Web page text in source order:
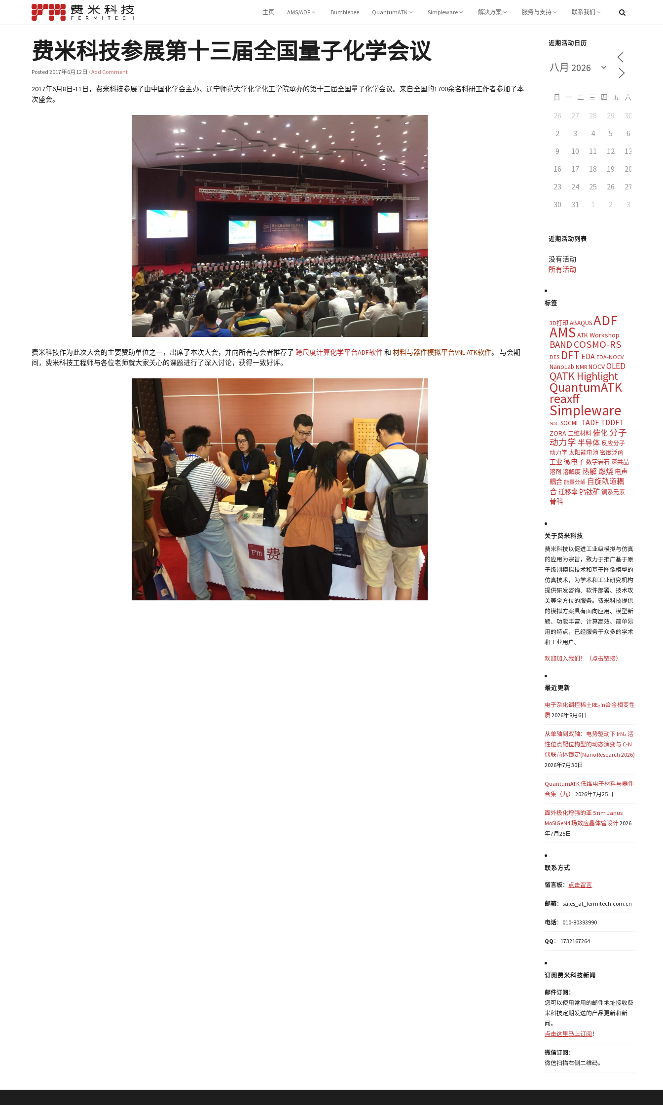
主页 AMS/ADF Bumblebee QuantumATK Simpleware 解决方案 服务与支持 联系我们
费米科技参展第十三届全国量子化学会议
Posted2017年6月12日 ·Add Comment
2017年6月8日-11日，费米科技参展了由中国化学会主办、辽宁师范大学化学化工学院承办的第十三届全国量子化学会议。来自全国的1700余名科研工作者参加了本
次盛会。
费米科技作为此次大会的主要赞助单位之一，出席了本次大会，并向所有与会者推荐了 跨尺度计算化学平台ADF软件和材料与器件模拟平台VNL-ATK软件。 与会期
间，费米科技工程师与各位老师就大家关心的课题进行了深入讨论，获得一致好评。
近期活动日历
日 一 二 三 四 五
26 27 28 29 30
2
3 4 5 6
9
10 11 12 13
16
17 18 19 20
23
24 25 26 27
30
31 1 2 3
近期活动列表
没有活动
所有活动
标签
3D打印 ABAQUSADF
AMS ATK Workshop
BAND COSMO-RS
DES DFT EDA EDA-NOCV
NanoLab NMR NOCVOLED
QATK Highlight
QuantumATK
reaxff
Simpleware
SOC SOCME TADF TDDFT
ZORA 二维材料 催化 分子
动力学 半导体 反应分子
动力学 太阳能电池 密度泛函
工业 微电子 数字岩石 深共晶
溶剂 溶解度 热解燃烧 电声
耦合 能量分解 自旋轨道耦
合迁移率钙钛矿 镧系元素
骨科
关于费米科技
费米科技以促进工业级模拟与仿真
的应用为宗旨，致力于推广基于原
子级别模拟技术和基于图像模型的
仿真技术，为学术和工业研究机构
提供研发咨询、软件部署、技术攻
关等全方位的服务。费米科技提供
的模拟方案具有面向应用、模型新
颖、功能丰富、计算高效、简单易
用的特点，已经服务于众多的学术
和工业用户。
欢迎加入我们！（点击链接）
最近更新
电子杂化调控稀土RE₂In合金相变性
质2026年8月6日
从单轴到双轴：电势驱动下 IrN₄ 活
性位点配位构型的动态演变与 C-N
偶联前体锁定(Nano Research 2026)
2026年7月30日
QuantumATK 低维电子材料与器件
合集（九）
2026年7月25日
面外极化增强的亚 5 nm Janus
MoSiGeN4 场效应晶体管设计2026
年7月25日
联系方式
留言板： 点击留言
邮箱：sales_at_fermitech.com.cn
电话：010-80393990
QQ ： 1732167264
订阅费米科技新闻
邮件订阅：
您可以使用常用的邮件地址接收费
米科技定期发送的产品更新和新
闻。
点击这里马上订阅 ！
微信订阅：
微信扫描右侧二维码。